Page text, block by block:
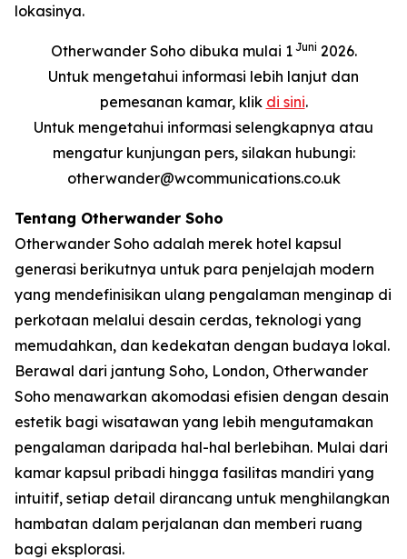
lokasinya.
Otherwander Soho dibuka mulai 1 Juni 2026.
Untuk mengetahui informasi lebih lanjut dan
pemesanan kamar, klik di sini.
Untuk mengetahui informasi selengkapnya atau
mengatur kunjungan pers, silakan hubungi:
otherwander@wcommunications.co.uk
Tentang Otherwander Soho
Otherwander Soho adalah merek hotel kapsul
generasi berikutnya untuk para penjelajah modern
yang mendefinisikan ulang pengalaman menginap di
perkotaan melalui desain cerdas, teknologi yang
memudahkan, dan kedekatan dengan budaya lokal.
Berawal dari jantung Soho, London, Otherwander
Soho menawarkan akomodasi efisien dengan desain
estetik bagi wisatawan yang lebih mengutamakan
pengalaman daripada hal-hal berlebihan. Mulai dari
kamar kapsul pribadi hingga fasilitas mandiri yang
intuitif, setiap detail dirancang untuk menghilangkan
hambatan dalam perjalanan dan memberi ruang
bagi eksplorasi.